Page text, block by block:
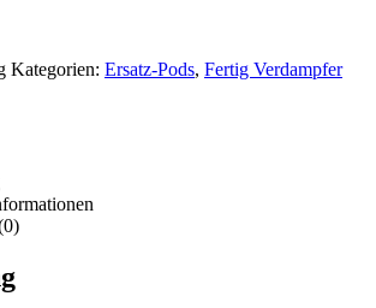
Kategorien: Ersatz-Pods, Fertig Verdampfer